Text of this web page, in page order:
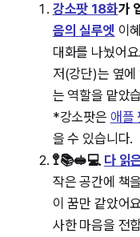
강소팟 18화가
음의 실루엣 이
대화를 나눴어
저(강단)는 옆
는 역할을 맡았
*강소팟은 애플
을 수 있습니다.
🚏📚🥪💻 다 읽
작은 공간에 책
이 꿈만 같았어
사한 마음을 전